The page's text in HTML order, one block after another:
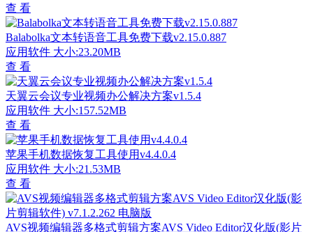
查 看
Balabolka文本转语音工具免费下载v2.15.0.887
应用软件 大小:23.20MB
查 看
天翼云会议专业视频办公解决方案v1.5.4
应用软件 大小:157.52MB
查 看
苹果手机数据恢复工具使用v4.4.0.4
应用软件 大小:21.53MB
查 看
AVS视频编辑器多格式剪辑方案AVS Video Editor汉化版(影片